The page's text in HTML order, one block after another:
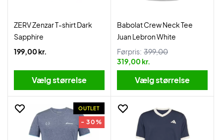
ZERV Zenzar T-shirt Dark
Sapphire
199,00 kr.
Vælg størrelse
Babolat Crew Neck Tee
Juan Lebron White
Førpris: 399,00
319,00 kr.
Vælg størrelse
OUTLET
- 30%